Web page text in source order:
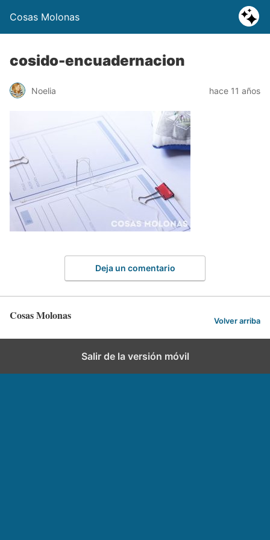
Cosas Molonas
cosido-encuadernacion
Noelia hace 11 años
Deja un comentario
Cosas Molonas Volver arriba
Salir de la versión móvil